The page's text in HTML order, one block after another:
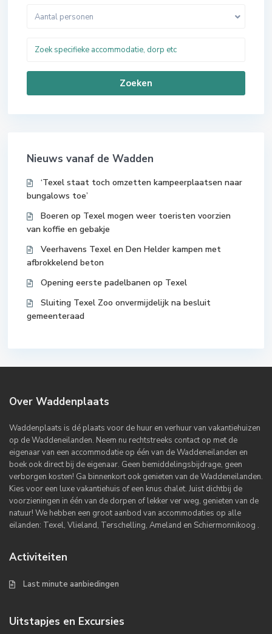
Aantal personen
Zoeken
Nieuws vanaf de Wadden
‘Texel staat toch omzetten kampeerplaatsen naar
bungalows toe’
Boeren op Texel mogen weer toeristen voorzien
van koffie en gebakje
Veerhavens Texel en Den Helder kampen met
afbrokkelend beton
Opening eerste padelbanen op Texel
Sluiting Texel Zoo onvermijdelijk na besluit
gemeenteraad
Over Waddenplaats
Waddenplaats is dé plaats voor de huur en verhuur van vakantiehuizen
op de Waddeneilanden. Neem nu rechtstreeks contact op met de
eigenaar van een accommodatie op één van de Waddeneilanden en
boek ook direct bij de eigenaar. Geen bemiddelingsbijdrage, geen
verborgen kosten! Ga binnenkort ook genieten van de Waddeneilanden.
Kies voor een luxe vakantiehuis of een knus chalet. Juist dichtbij de
voorzieningen in één van de dorpen of lekker ver weg, genieten van de
natuur! We hebben een groot aanbod van accommodaties op alle
eilanden: Texel, Vlieland, Terschelling, Ameland en Schiermonnikoog .
Activiteiten
Last minute aanbiedingen
Uitstapjes en Excursies